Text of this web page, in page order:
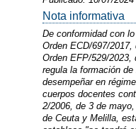
Nota informativa
De conformidad con
Orden ECD/697/
Orden EFP/529/2023,
regula la formación
desempeñar en
cuerpos docentes
2/2006, de 3 de
de Ceuta y Melilla,